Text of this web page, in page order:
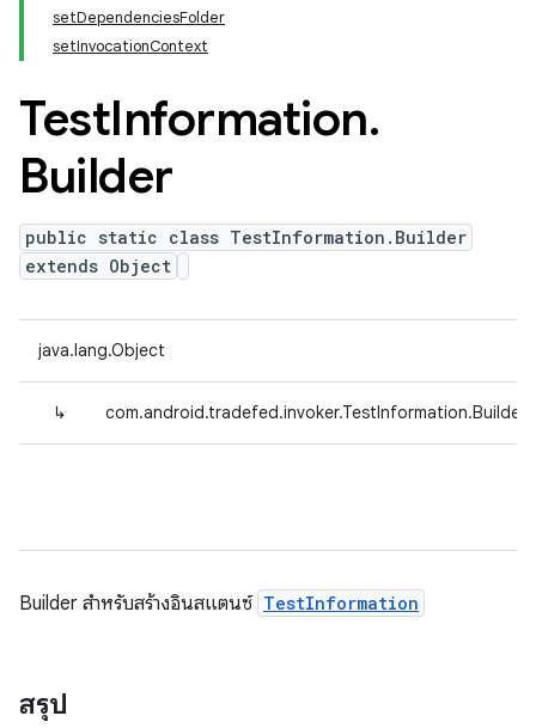
setDependenciesFolder
setInvocationContext
TestInformation.
Builder
public static class TestInformation.Builder
extends Object
java.lang.Object
↳ com.android.tradefed.invoker.TestInformation.Builder
Builder สำหรับสร้างอินสแตนซ์ TestInformation
สรุป